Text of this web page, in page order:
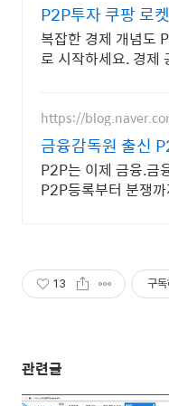
P2P투자 쿠팡 로
복잡한 경제 개념도
로 시작하세요. 경제
https://
금융감독원 출신
P2P는 이제 금융.금
P2P등록부터 분쟁
13 구
관련글